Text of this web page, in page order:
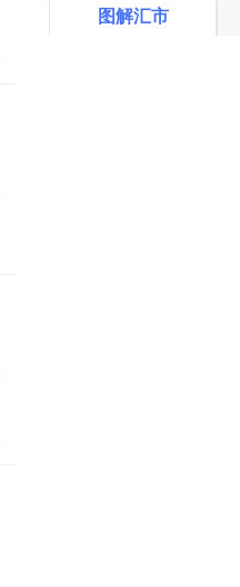
图解汇市